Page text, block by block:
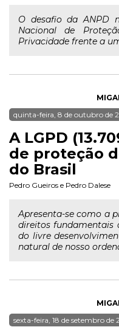
O desafio da ANPD
Nacional de
Privacidade frente a
quinta-feira, 8 de outubro de
A LGPD
de proteção
do Brasil
Pedro Gueiros e Pedro Dalese
Apresenta-se como a
direitos fundamentais
do livre
natural de nosso
sexta-feira, 18 de setembro de